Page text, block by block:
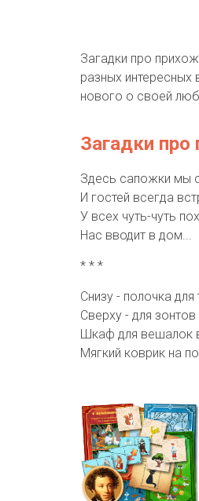
Загадки про
разных интересных
нового о своей
Загадки
Здесь сапожки мы
И гостей всегда
У всех чуть-чуть
Нас вводит в дом...
* * *
Снизу - полочка для
Сверху - для
Шкаф для вешалок
Мягкий коврик на